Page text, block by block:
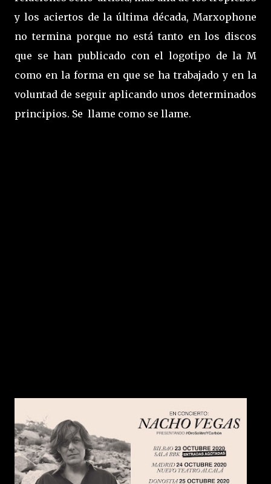
y los aciertos de la última década, Marxophone
no termina porque no está tanto en los discos
que se han publicado con el logotipo de la M
como en la forma en que se ha trabajado y en la
voluntad de seguir aplicando unos determinados
principios. Se llame como se llame.